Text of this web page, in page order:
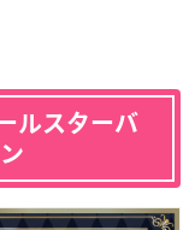
ルスターバ